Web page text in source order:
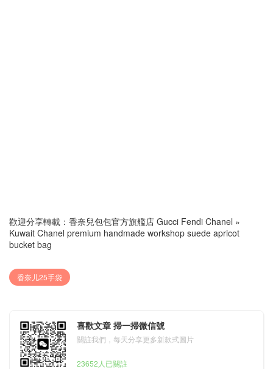
歡迎分享轉載： 香奈兒包包官方旗艦店 Gucci Fendi Chanel »
Kuwait Chanel premium handmade workshop suede apricot
bucket bag
香奈儿25手袋
喜歡文章 掃一掃微信號
關註我們，每天分享更多新款式圖片
23652人已關註